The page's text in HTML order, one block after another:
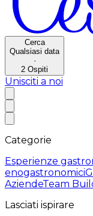
Cerca
Qualsiasi data
·
2 Ospiti
Unisciti a noi
Categorie
Esperienze
enogastronomici
AziendeTeam
Lasciati ispirare